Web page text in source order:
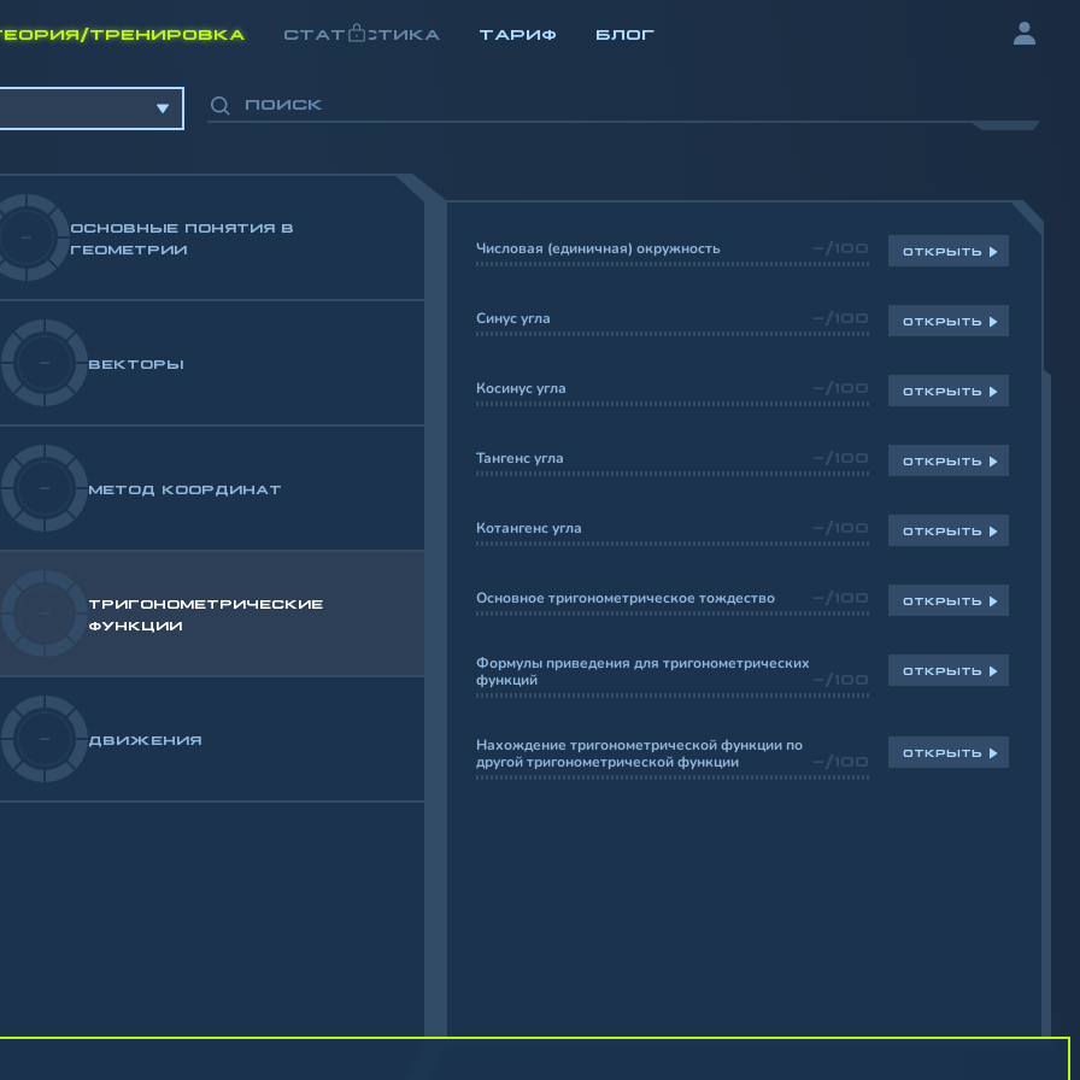
ТРЕНИРОВКА СТАТИСТИКА ТАРИФ БЛОГ
-
ОСНОВНЫЕ ПОНЯТИЯ В
ГЕОМЕТРИИ
- ВЕКТОРЫ
- МЕТОД КООРДИНАТ
ТРИГОНОМЕТРИЧЕСКИЕ
ФУНКЦИИ
- ДВИЖЕНИЯ
Числовая (единичная) окружность -/100 ОТКРЫТЬ
Синус угла -/100 ОТКРЫТЬ
Косинус угла -/100 ОТКРЫТЬ
Тангенс угла -/100 ОТКРЫТЬ
Котангенс угла -/100 ОТКРЫТЬ
Основное тригонометрическое тождество -/100 ОТКРЫТЬ
Формулы приведения для тригонометрических
функций
-/100
ОТКРЫТЬ
Нахождение тригонометрической функции по
другой тригонометрической функции
-/100
ОТКРЫТЬ